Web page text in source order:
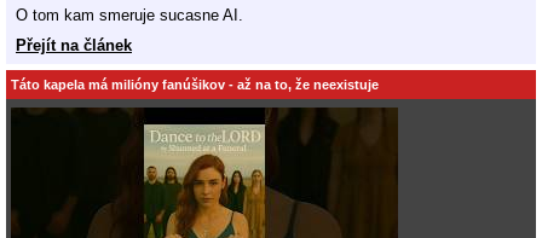
O tom kam smeruje sucasne AI.
Přejít na článek
Táto kapela má milióny fanúšikov - až na to, že neexistuje